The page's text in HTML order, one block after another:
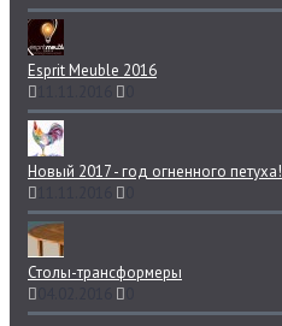
Esprit Meuble 2016
Новый 2017 - год огненного петуха!
Столы-трансформеры